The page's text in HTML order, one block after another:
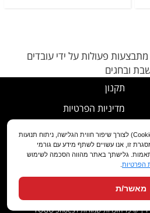
פעולות על ידי עובדים
ובחגים
תקנון
מדיניות הפרטיות
נוהל ביטול עסקה
מדיניות החלפה/החזרה/ביטול
הצהרת נגישות
| © כל הזכויות שמורות לTOGO Shoes
באתר זה נעשה שימוש בעוגיות (Cookies) לצורך שיפור חווית הגלישה, ניתוח תנועות
זו, אנו עשויים לשתף מידע עם גורמי
גלישתך באתר מהווה הסכמה לשימוש
הפרטיות
מאשר/ת